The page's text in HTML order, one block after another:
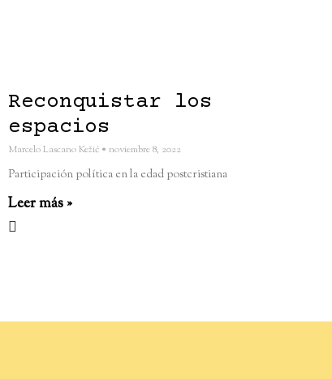
Reconquistar los
espacios
Marcelo Lascano Kežić noviembre 8, 2022
Participación política en la edad postcristiana
Leer más »